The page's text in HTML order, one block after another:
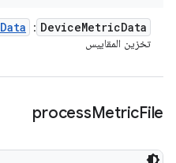
DeviceMetricData
:
Data
تخزين المقاييس
processMetricFile